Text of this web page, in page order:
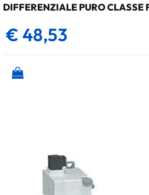
DIFFERENZIALE PURO CLASSE
€ 48,53
Quantità